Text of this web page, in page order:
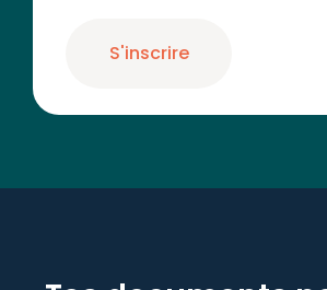
S'inscrire